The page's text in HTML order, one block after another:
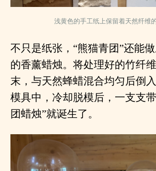
浅黄色的手工纸上保留着天然纤维
不只是纸张，“熊猫青团”还能
的香薰蜡烛。将处理好的竹纤
末，与天然蜂蜡混合均匀后倒
模具中，冷却脱模后，一支支
团蜡烛”就诞生了。